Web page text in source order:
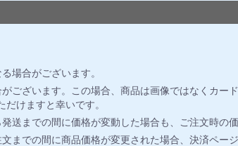
場合がございます。
ございます。この場合、商品は画像ではなくカー
けますと幸いです。
送までの間に価格が変動した場合も、ご注文時の
までの間に商品価格が変更された場合、決済ペー